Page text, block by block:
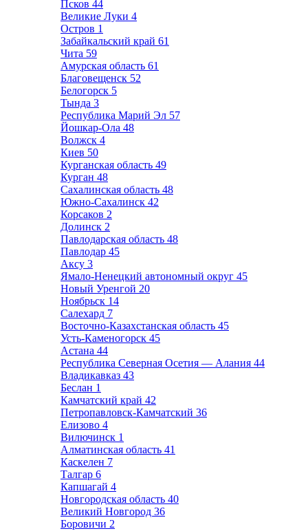
Псков 44
Великие Луки 4
Остров 1
Забайкальский край 61
Чита 59
Амурская область 61
Благовещенск 52
Белогорск 5
Тында 3
Республика Марий Эл 57
Йошкар-Ола 48
Волжск 4
Киев 50
Курганская область 49
Курган 48
Сахалинская область 48
Южно-Сахалинск 42
Корсаков 2
Долинск 2
Павлодарская область 48
Павлодар 45
Аксу 3
Ямало-Ненецкий автономный округ 45
Новый Уренгой 20
Ноябрьск 14
Салехард 7
Восточно-Казахстанская область 45
Усть-Каменогорск 45
Астана 44
Республика Северная Осетия — Алания 44
Владикавказ 43
Беслан 1
Камчатский край 42
Петропавловск-Камчатский 36
Елизово 4
Вилючинск 1
Алматинская область 41
Каскелен 7
Талгар 6
Капшагай 4
Новгородская область 40
Великий Новгород 36
Боровичи 2